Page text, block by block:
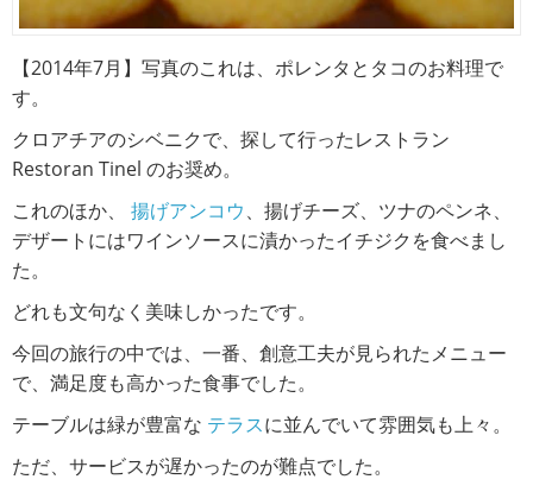
【2014年7月】写真のこれは、ポレンタとタコのお料理で
す。
クロアチアのシベニクで、探して行ったレストラン
Restoran Tinel のお奨め。
これのほか、 揚げアンコウ、揚げチーズ、ツナのペンネ、
デザートにはワインソースに漬かったイチジクを食べまし
た。
どれも文句なく美味しかったです。
今回の旅行の中では、一番、創意工夫が見られたメニュー
で、満足度も高かった食事でした。
テーブルは緑が豊富な テラスに並んでいて雰囲気も上々。
ただ、サービスが遅かったのが難点でした。